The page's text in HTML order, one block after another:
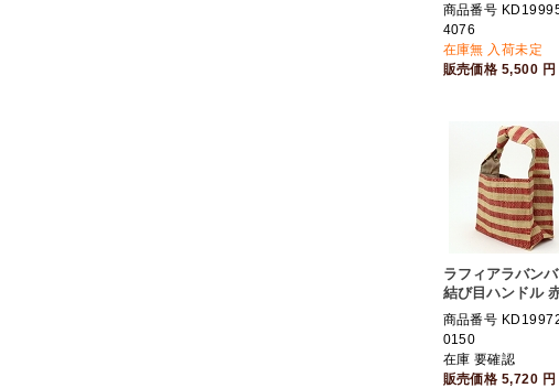
商品番号
4076
在庫無 入荷未定
販売価格 5,500 円
ラフィアラバン
結び目ハンドル
商品番号
0150
在庫 要確認
販売価格 5,720 円